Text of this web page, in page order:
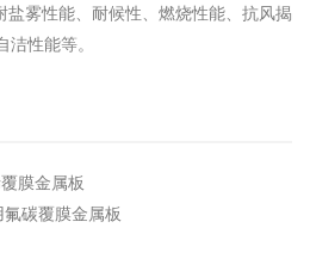
雾性能、耐候性、燃烧性能、抗风揭
性能等。
膜金属板
碳覆膜金属板